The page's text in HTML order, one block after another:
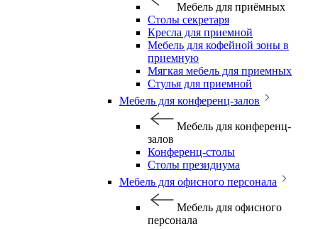
Мебель для приёмных
Столы секретаря
Кресла для приемной
Мебель для кофейной зоны в
приемную
Мягкая мебель для приемных
Стулья для приемной
Мебель для конференц-залов
Мебель для конференц-
залов
Конференц-столы
Столы президиума
Мебель для офисного персонала
Мебель для офисного
персонала